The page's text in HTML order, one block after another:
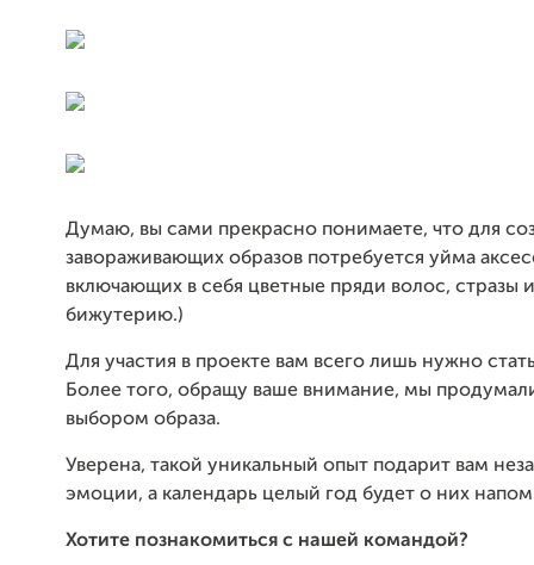
Думаю, вы сами прекрасно понимаете, что для
завораживающих образов потребуется уйма
включающих в себя цветные пряди волос, стразы
бижутерию.)
Для участия в проекте вам всего лишь нужно
Более того, обращу ваше внимание, мы
выбором образа.
Уверена, такой уникальный опыт подарит вам
эмоции, а календарь целый год будет о них
Хотите познакомиться с нашей командой?